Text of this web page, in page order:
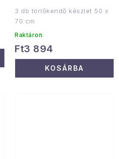
3 db törlőkendő készlet 50 x
70 cm
Raktáron
Ft3 894
KOSÁRBA